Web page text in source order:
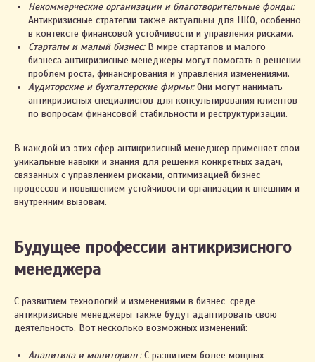
Некоммерческие организации и благотворительные фонды:
Антикризисные стратегии также актуальны для НКО, особенно
в контексте финансовой устойчивости и управления рисками.
Стартапы и малый бизнес:В мире стартапов и малого
бизнеса антикризисные менеджеры могут помогать в решении
проблем роста, финансирования и управления изменениями.
Аудиторские и бухгалтерские фирмы:Они могут нанимать
антикризисных специалистов для консультирования клиентов
по вопросам финансовой стабильности и реструктуризации.
В каждой из этих сфер антикризисный менеджер применяет свои
уникальные навыки и знания для решения конкретных задач,
связанных с управлением рисками, оптимизацией бизнес-
процессов и повышением устойчивости организации к внешним и
внутренним вызовам.
Будущее профессии антикризисного
менеджера
С развитием технологий и изменениями в бизнес-среде
антикризисные менеджеры также будут адаптировать свою
деятельность. Вот несколько возможных изменений:
Аналитика и мониторинг:С развитием более мощных